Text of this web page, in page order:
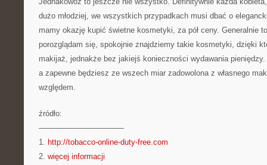
dużo młodziej, we wszystkich przypadkach musi dbać o
mamy okazję kupić świetne kosmetyki, za pół ceny. Generalnie
porozglądam się, spokojnie znajdziemy takie kosmetyki, dzięki
makijaż, jednakże bez jakiejś konieczności wydawania
a zapewne będziesz ze wszech miar zadowolona z własnego
względem.
źródło:
———————————
1. http://tobacco-online-duty-free.com
2. więcej informacji